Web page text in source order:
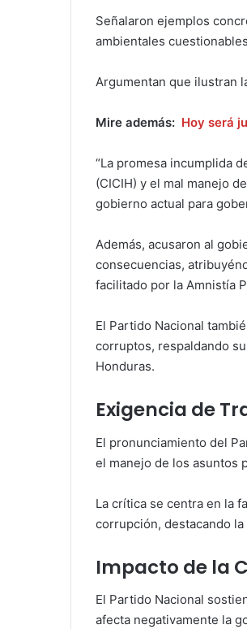
Señalaron ejemplos
ambientales
Argumentan que ilustran
Mire además: Hoy será
“La promesa incumplida
(CICIH) y el mal manejo
gobierno actual para
Además, acusaron al
consecuencias,
facilitado por la Amnistía
El Partido Nacional
corruptos, respaldando
Honduras.
Exigencia de
El pronunciamiento del
el manejo de los asuntos
La crítica se centra en la
corrupción, destacando
Impacto de la
El Partido Nacional
afecta negativamente la